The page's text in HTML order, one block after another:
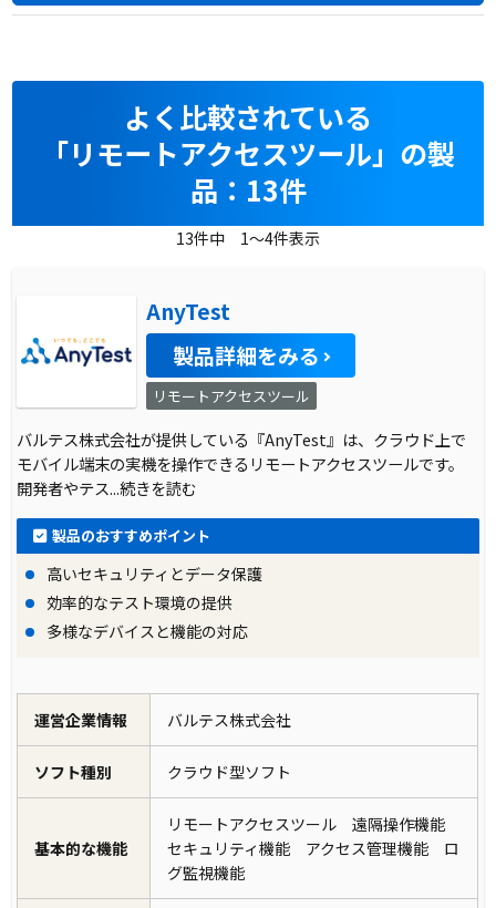
よく比較されている
「リモートアクセスツール」の製
品：13件
13件中 1～4件表示
AnyTest
製品詳細をみる
リモートアクセスツール
バルテス株式会社が提供している『AnyTest』は、クラウド上で
モバイル端末の実機を操作できるリモートアクセスツールです。
開発者やテス...続きを読む
製品のおすすめポイント
高いセキュリティとデータ保護
効率的なテスト環境の提供
多様なデバイスと機能の対応
運営企業情報 バルテス株式会社
ソフト種別 クラウド型ソフト
基本的な機能
リモートアクセスツール 遠隔操作機能
セキュリティ機能 アクセス管理機能 ロ
グ監視機能